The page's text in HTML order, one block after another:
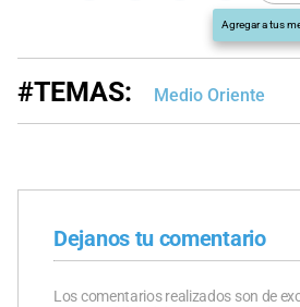
Agregar a tus
#TEMAS: Medio Oriente
Dejanos tu comentario
Los comentarios realizados son de